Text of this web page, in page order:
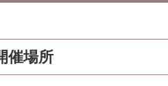
催場所